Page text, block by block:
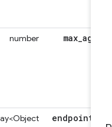
max
number
endpoints
Array<Object>